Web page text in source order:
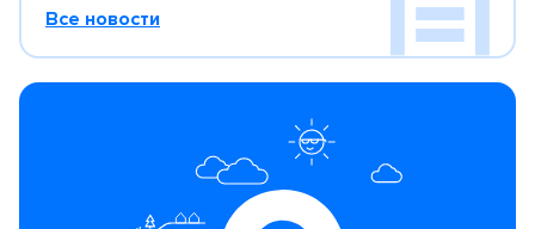
Все новости